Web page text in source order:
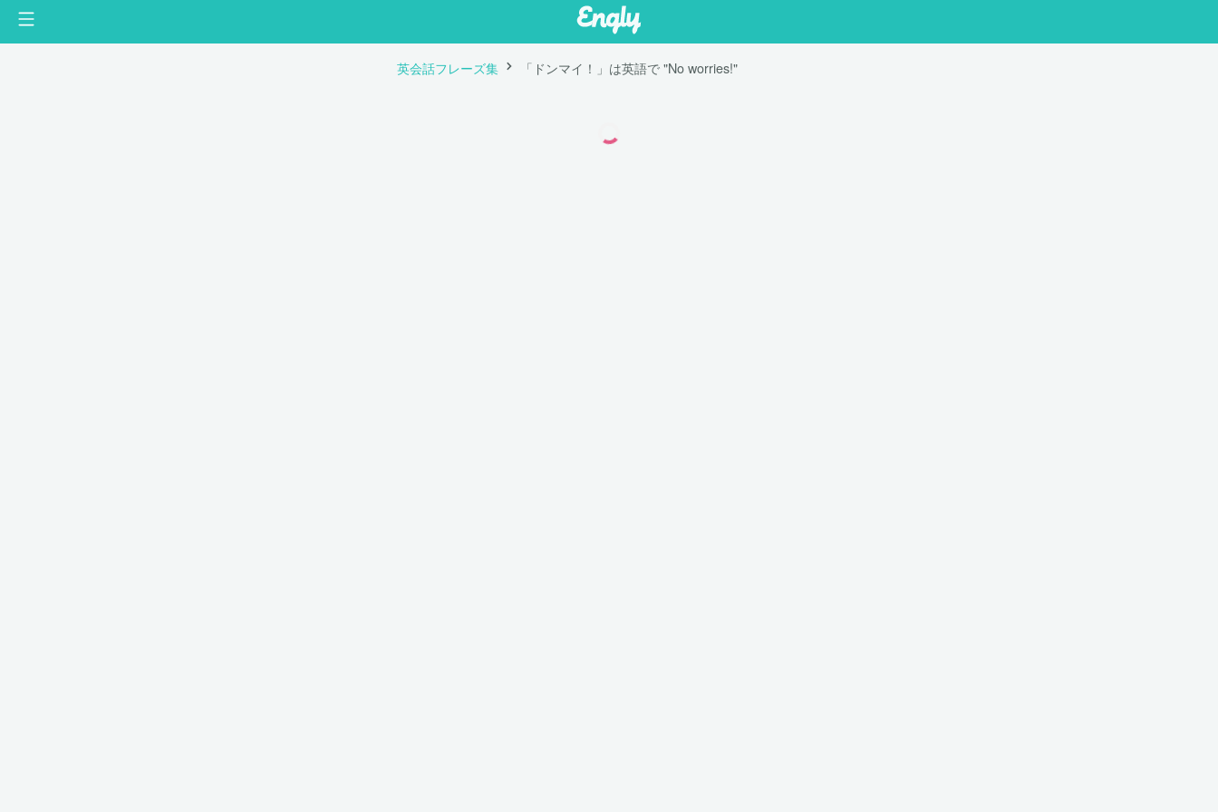
英会話フレーズ集 「ドンマイ！」は英語で "No worries!"